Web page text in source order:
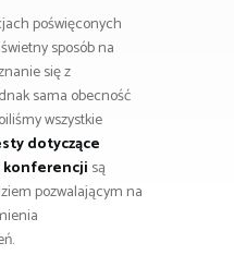
poświęconych
sposób na
się z
sama obecność
wszystkie
dotyczące
konferencji są
pozwalającym na